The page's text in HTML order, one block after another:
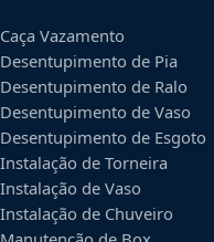
Caça Vazamento
Desentupimento de Pia
Desentupimento de Ralo
Desentupimento de Vaso
Desentupimento de Esgoto
Instalação de Torneira
Instalação de Vaso
Instalação de Chuveiro